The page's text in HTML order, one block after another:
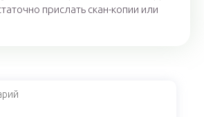
прислать скан-копии или